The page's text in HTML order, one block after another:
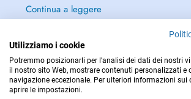
Continua a leggere
→
PER LE URGENZE, CONSULTARE :
Utilizziamo i cookie
Potremmo posizionarli per l'analisi dei dati dei nostri
il nostro sito Web, mostrare contenuti personalizzati e
navigazione eccezionale. Per ulteriori informazioni sui
aprire le impostazioni.